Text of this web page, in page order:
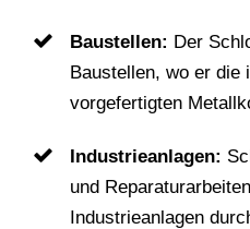
Baustellen: Der
Baustellen, wo er die
vorgefertigten
Industrieanlagen:
und
Industrieanlagen